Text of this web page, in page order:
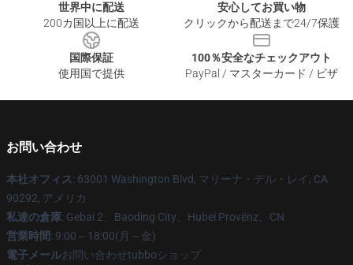
世界中に配送
200カ国以上に配送
安心してお買い物
クリックから配送まで24/7保護
国際保証
使用国で提供
100％安全なチェックアウト
PayPal / マスターカード / ビザ
お問い合わせ
本社オフィス: 63001 Washington Blvd, マリーナ・デル・レイ, CA
90292, アメリカ
私達の倉庫: Gebai 2、Baoding City、Hubei Provënz、CN
営業時間: 9:00～18:00(月～金)
電子メールお問い合わせtubboショップ